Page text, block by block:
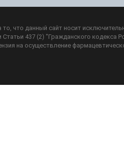
что данный сайт носит
437 (2) "Гражданского кодекса
на осуществление